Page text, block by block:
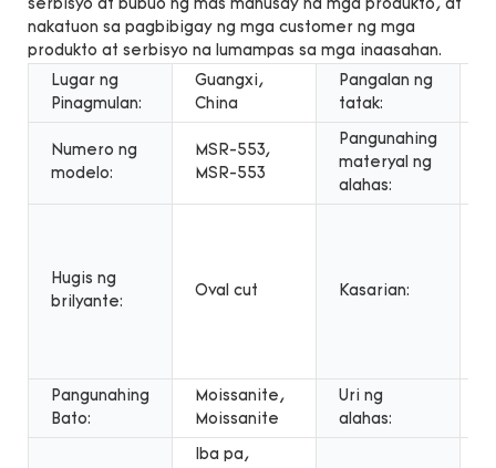
serbisyo at bubuo ng mas mahusay na mga produkto, at
nakatuon sa pagbibigay ng mga customer ng mga
produkto at serbisyo na lumampas sa mga inaasahan.
Lugar ng
Pinagmulan:
Guangxi,
China
Pangalan ng
tatak:
Numero ng
modelo:
MSR-553,
MSR-553
Pangunahing
materyal ng
alahas:
Hugis ng
brilyante:
Oval cut Kasarian:
Pangunahing
Bato:
Moissanite,
Moissanite
Uri ng
alahas:
Iba pa,